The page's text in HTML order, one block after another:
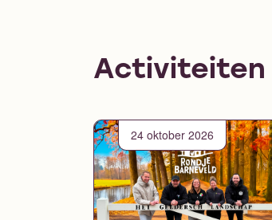
Activiteiten
24 oktober 2026